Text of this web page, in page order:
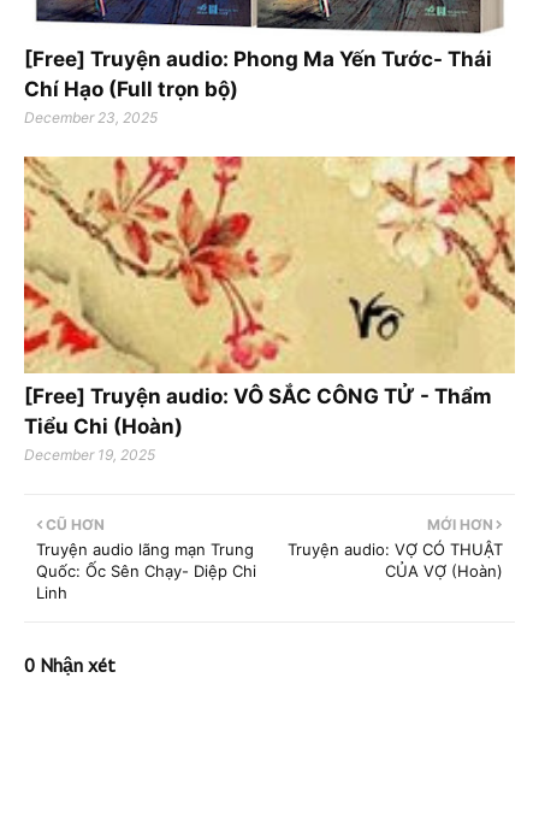
[Free] Truyện audio: Phong Ma Yến Tước- Thái
Chí Hạo (Full trọn bộ)
December 23, 2025
[Free] Truyện audio: VÔ SẮC CÔNG TỬ - Thẩm
Tiểu Chi (Hoàn)
December 19, 2025
MỚI HƠN
Truyện audio: VỢ CÓ THUẬT
CỦA VỢ (Hoàn)
CŨ HƠN
Truyện audio lãng mạn Trung
Quốc: Ốc Sên Chạy- Diệp Chi
Linh
0 Nhận xét